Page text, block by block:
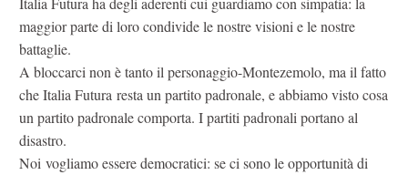
maggior parte di loro condivide le nostre visioni e le nostre
battaglie.
A bloccarci non è tanto il personaggio-Montezemolo, ma il fatto
che Italia Futura resta un partito padronale, e abbiamo visto cosa
un partito padronale comporta. I partiti padronali portano al
disastro.
Noi vogliamo essere democratici: se ci sono le opportunità di